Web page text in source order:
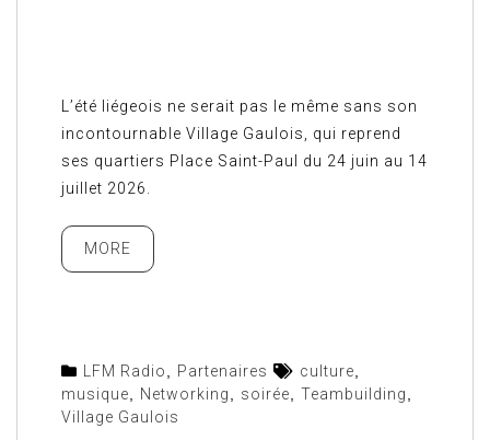
L’été liégeois ne serait pas le même sans son
incontournable Village Gaulois, qui reprend
ses quartiers Place Saint-Paul du 24 juin au 14
juillet 2026.
MORE
LFM Radio Partenaires culture
musique
Networking soirée Teambuilding
Village Gaulois